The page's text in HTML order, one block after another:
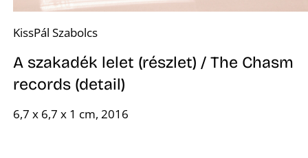
KissPál Szabolcs
A szakadék lelet (részlet) / The Chasm
records (detail)
6,7 x 6,7 x 1 cm, 2016